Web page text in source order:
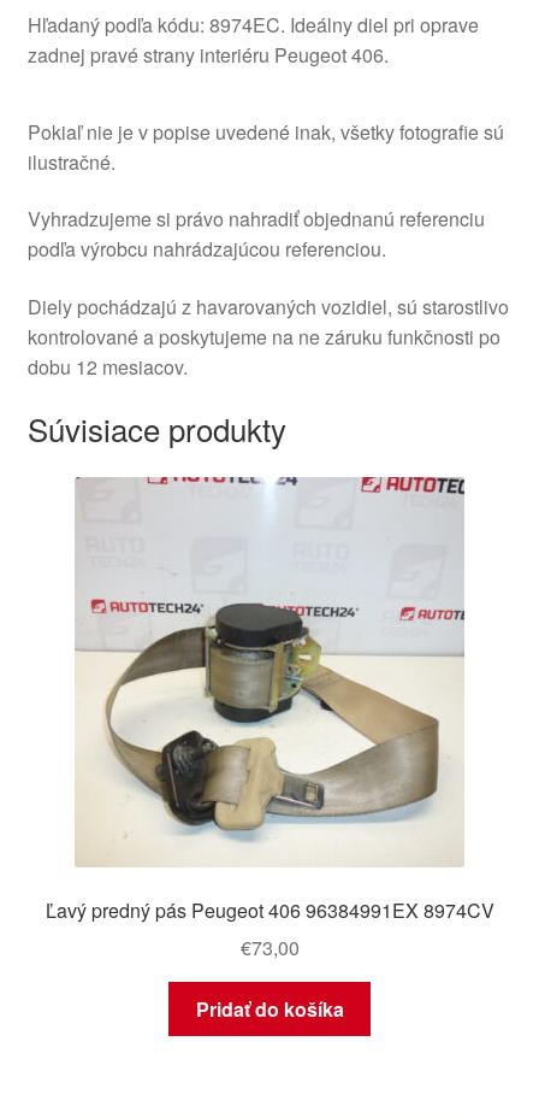
Hľadaný podľa kódu: 8974EC. Ideálny diel pri oprave
zadnej pravé strany interiéru Peugeot 406.
Pokiaľ nie je v popise uvedené inak, všetky fotografie sú
ilustračné.
Vyhradzujeme si právo nahradiť objednanú referenciu
podľa výrobcu nahrádzajúcou referenciou.
Diely pochádzajú z havarovaných vozidiel, sú starostlivo
kontrolované a poskytujeme na ne záruku funkčnosti po
dobu 12 mesiacov.
Súvisiace produkty
Ľavý predný pás Peugeot 406 96384991EX 8974CV
€73,00
Pridať do košíka